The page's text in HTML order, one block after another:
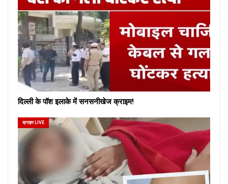
दिल्ली के पॉश इलाके में सनसनीखेज क्राइम!
क्राइम LIVE